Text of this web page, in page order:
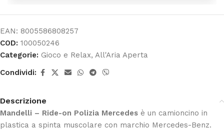
EAN: 8005586808257
COD: 100050246
Categorie: Gioco e Relax, All'Aria Aperta
Condividi:
Descrizione
Mandelli – Ride-on Polizia Mercedes è un camioncino in
plastica a spinta muscolare con marchio Mercedes-Benz.